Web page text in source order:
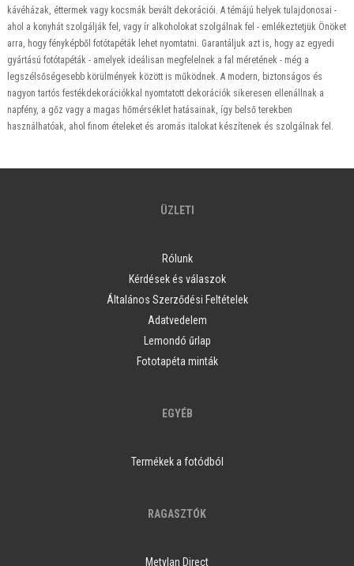
kávéházak, éttermek vagy kocsmák bevált dekorációi. A témájú helyek tulajdonosai -
ahol a konyhát szolgálják fel, vagy ír alkoholokat szolgálnak fel - emlékeztetjük Önöket
arra, hogy fényképből fotótapéták lehet nyomtatni. Garantáljuk azt is, hogy az egyedi
gyártású fotótapéták - amelyek ideálisan megfelelnek a fal méretének - még a
legszélsőségesebb körülmények között is működnek. A modern, biztonságos és
nagyon tartós festékdekorációkkal nyomtatott dekorációk sikeresen ellenállnak a
napfény, a gőz vagy a magas hőmérséklet hatásainak, így belső terekben
használhatóak, ahol finom ételeket és aromás italokat készítenek és szolgálnak fel.
ÜZLETI
Rólunk
Kérdések és válaszok
Általános Szerződési Feltételek
Adatvedelem
Lemondó űrlap
Fototapéta minták
EGYÉB
Termékek a fotódból
RAGASZTÓK
Metylan Direct